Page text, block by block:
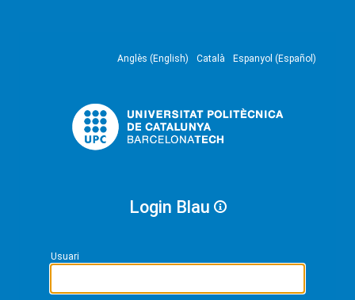
Anglès (English) Català Espanyol (Español)
Login Blau
Usuari